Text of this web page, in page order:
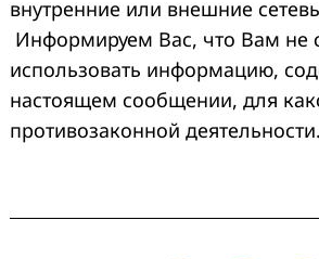
внутренние или внешние
Информируем Вас, что Вам не
использовать информацию,
настоящем сообщении, для
противозаконной деятельности.